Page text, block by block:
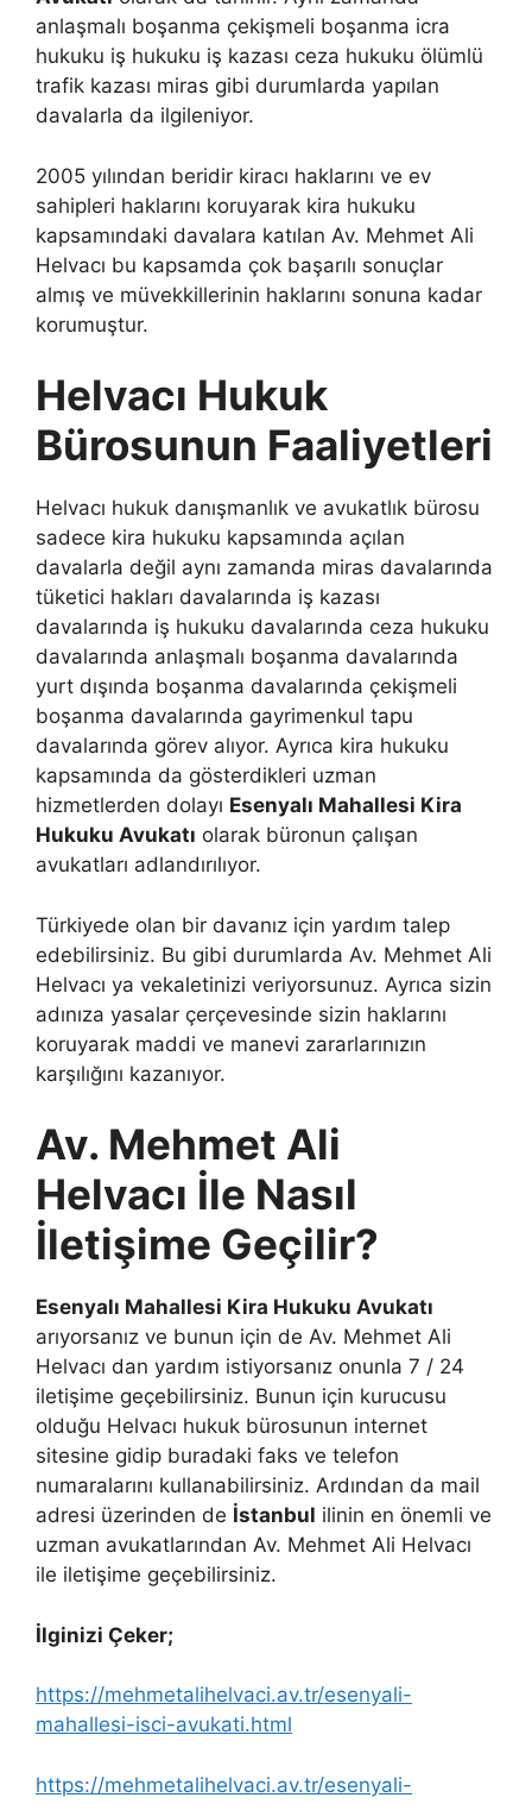
anlaşmalı boşanma çekişmeli boşanma icra
hukuku iş hukuku iş kazası ceza hukuku ölümlü
trafik kazası miras gibi durumlarda yapılan
davalarla da ilgileniyor.
2005 yılından beridir kiracı haklarını ve ev
sahipleri haklarını koruyarak kira hukuku
kapsamındaki davalara katılan Av. Mehmet Ali
Helvacı bu kapsamda çok başarılı sonuçlar
almış ve müvekkillerinin haklarını sonuna kadar
korumuştur.
Helvacı Hukuk
Bürosunun Faaliyetleri
Helvacı hukuk danışmanlık ve avukatlık bürosu
sadece kira hukuku kapsamında açılan
davalarla değil aynı zamanda miras davalarında
tüketici hakları davalarında iş kazası
davalarında iş hukuku davalarında ceza hukuku
davalarında anlaşmalı boşanma davalarında
yurt dışında boşanma davalarında çekişmeli
boşanma davalarında gayrimenkul tapu
davalarında görev alıyor. Ayrıca kira hukuku
kapsamında da gösterdikleri uzman
hizmetlerden dolayı Esenyalı Mahallesi Kira
Hukuku Avukatı olarak büronun çalışan
avukatları adlandırılıyor.
Türkiyede olan bir davanız için yardım talep
edebilirsiniz. Bu gibi durumlarda Av. Mehmet Ali
Helvacı ya vekaletinizi veriyorsunuz. Ayrıca sizin
adınıza yasalar çerçevesinde sizin haklarını
koruyarak maddi ve manevi zararlarınızın
karşılığını kazanıyor.
Av. Mehmet Ali
Helvacı İle Nasıl
İletişime Geçilir?
Esenyalı Mahallesi Kira Hukuku Avukatı
arıyorsanız ve bunun için de Av. Mehmet Ali
Helvacı dan yardım istiyorsanız onunla 7 / 24
iletişime geçebilirsiniz. Bunun için kurucusu
olduğu Helvacı hukuk bürosunun internet
sitesine gidip buradaki faks ve telefon
numaralarını kullanabilirsiniz. Ardından da mail
adresi üzerinden de İstanbul ilinin en önemli ve
uzman avukatlarından Av. Mehmet Ali Helvacı
ile iletişime geçebilirsiniz.
İlginizi Çeker;
https://mehmetalihelvaci.av.tr/esenyali-
mahallesi-isci-avukati.html
https://mehmetalihelvaci.av.tr/esenyali-